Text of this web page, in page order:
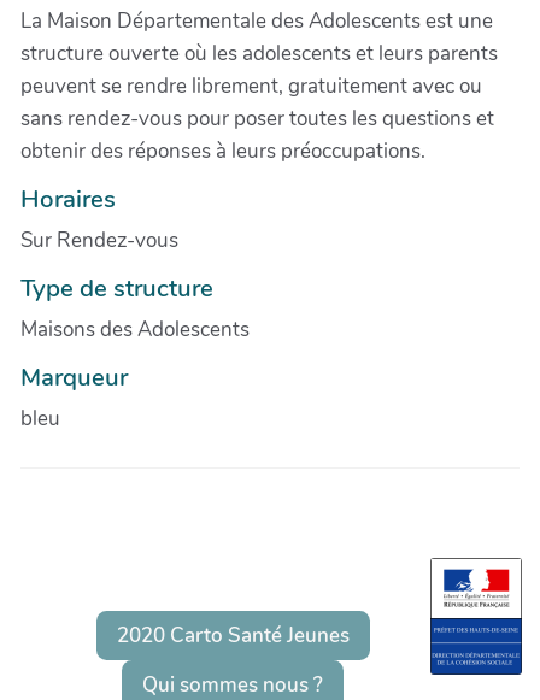
La Maison Départementale des Adolescents est une
structure ouverte où les adolescents et leurs parents
peuvent se rendre librement, gratuitement avec ou
sans rendez-vous pour poser toutes les questions et
obtenir des réponses à leurs préoccupations.
Horaires
Sur Rendez-vous
Type de structure
Maisons des Adolescents
Marqueur
bleu
2020 Carto Santé Jeunes
Qui sommes nous ?